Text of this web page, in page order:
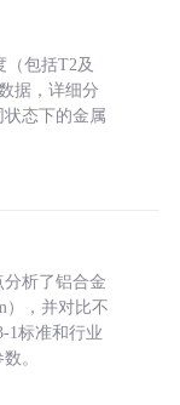
包括T2及
据，详细分
态下的金属
析了铝合金
），并对比不
1标准和行业
。